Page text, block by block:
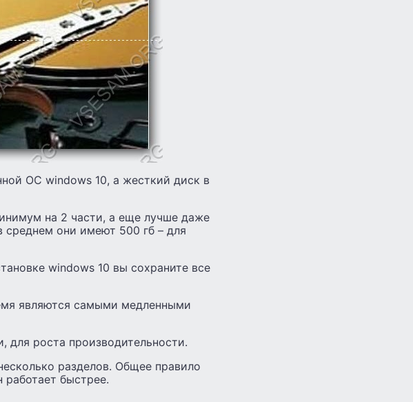
ОС windows 10, а жесткий диск в
на 2 части, а еще лучше даже
среднем они имеют 500 гб – для
windows 10 вы сохраните все
являются самыми медленными
для роста производительности.
разделов. Общее правило
быстрее.